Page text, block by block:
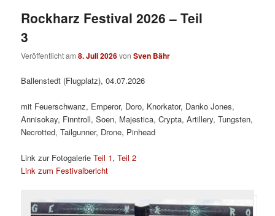
Rockharz Festival 2026 – Teil
3
Veröffentlicht am8. Juli 2026vonSven Bähr
Ballenstedt (Flugplatz), 04.07.2026
mit Feuerschwanz, Emperor, Doro, Knorkator, Danko Jones,
Annisokay, Finntroll, Soen, Majestica, Crypta, Artillery, Tungsten,
Necrotted, Tailgunner, Drone, Pinhead
Link zur FotogalerieTeil 1,Teil 2
Link zum Festivalbericht